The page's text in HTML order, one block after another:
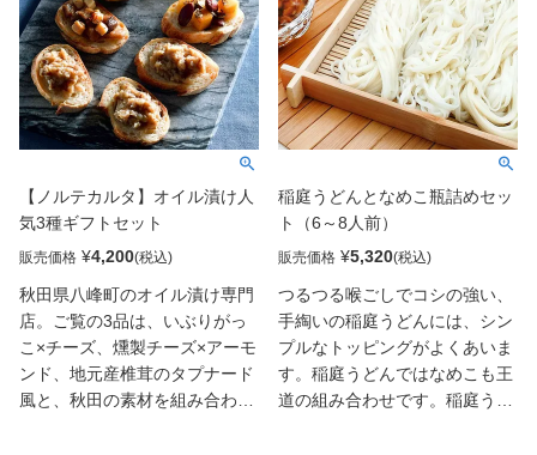
【ノルテカルタ】オイル漬け人
気3種ギフトセット
販売価格 ¥4,200
秋田県八峰町のオイル漬け専門
店。ご覧の3品は、いぶりがっ
こ×チーズ、燻製チーズ×アーモ
ンド、地元産椎茸のタプナード
風と、秋田の素材を組み合わせ
稲庭うどんとなめこ瓶詰めセッ
ト（6～8人前）
販売価格 ¥5,320
つるつる喉ごしでコシの強い、
手綯いの稲庭うどんには、シン
プルなトッピングがよくあいま
す。稲庭うどんではなめこも王
道の組み合わせです。稲庭うど